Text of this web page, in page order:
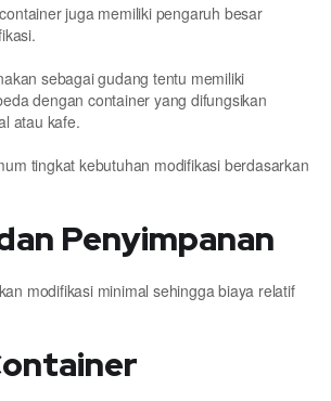
juga memiliki pengaruh besar
sebagai gudang tentu memiliki
dengan container yang difungsikan
atau kafe.
tingkat kebutuhan modifikasi berdasarkan
Penyimpanan
modifikasi minimal sehingga biaya relatif